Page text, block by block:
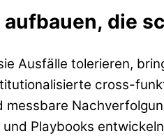
aufbauen, die
Ausfälle tolerieren,
cross-
Playbooks